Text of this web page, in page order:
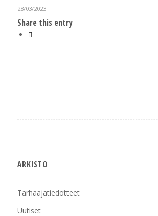
28/03/2023
Share this entry
ARKISTO
Tarhaajatiedotteet
Uutiset